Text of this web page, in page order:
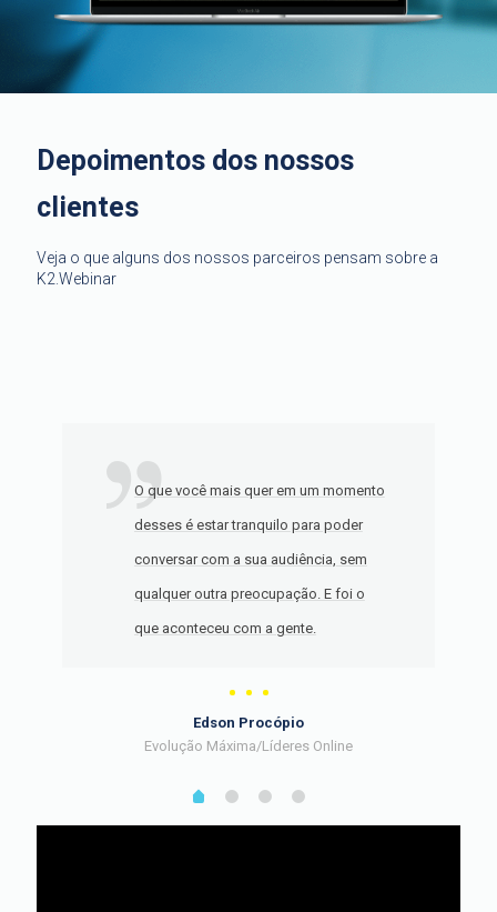
Depoimentos dos nossos
clientes
Veja o que alguns dos nossos parceiros pensam sobre a
K2.Webinar
O que você mais quer em um momento
desses é estar tranquilo para poder
conversar com a sua audiência, sem
qualquer outra preocupação. E foi o
que aconteceu com a gente.
Edson Procópio
Evolução Máxima/Líderes Online